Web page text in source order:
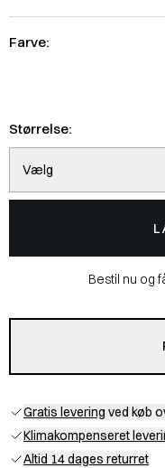
Farve:
Størrelse:
Vælg
Bestil nu og
Gratis levering ved køb
Klimakompenseret
Altid 14 dages returret